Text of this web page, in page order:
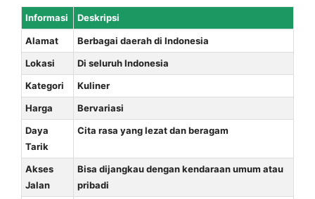
Informasi Deskripsi
Alamat
Berbagai daerah di Indonesia
Lokasi
Di seluruh Indonesia
Kategori
Kuliner
Harga
Bervariasi
Daya
Tarik
Cita rasa yang lezat dan beragam
Akses
Jalan
Bisa dijangkau dengan kendaraan umum atau
pribadi